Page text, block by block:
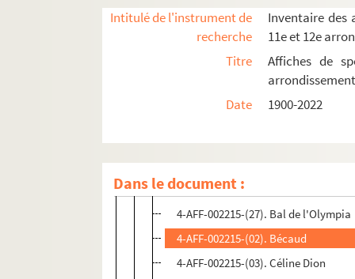
Intitulé de l'instrument de
recherche
Inventaire des
11e et 12e
Titre
Affiches de
Date
1900-2022
Dans le document :
La Grande Comédie
Grand-Guignol
4-AFF-002215-(01). Alain Barrière
4-AFF-002215-(26). Angélique
4-AFF-002215-(27). Bal de l'Olympia
4-AFF-002215-(02). Bécaud
4-AFF-002215-(03). Céline Dion